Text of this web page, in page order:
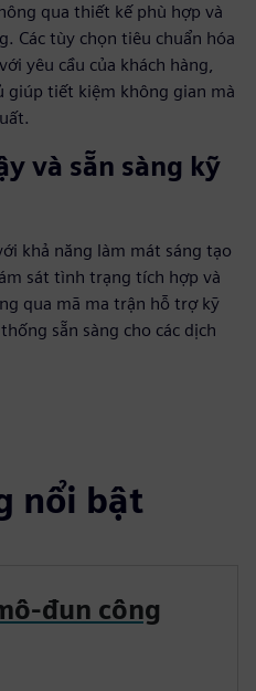
qua thiết kế phù hợp và
Các tùy chọn tiêu chuẩn hóa
yêu cầu của khách hàng,
tiết kiệm không gian mà
và sẵn sàng kỹ
khả năng làm mát sáng tạo
sát tình trạng tích hợp và
qua mã ma trận hỗ trợ kỹ
sẵn sàng cho các dịch
nổi bật
đun công